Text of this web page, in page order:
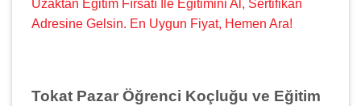
Uzaktan Eğitim Fırsatı İle Eğitimini Al, Sertifikan
Adresine Gelsin. En Uygun Fiyat, Hemen Ara!
Tokat Pazar Öğrenci Koçluğu ve Eğitim